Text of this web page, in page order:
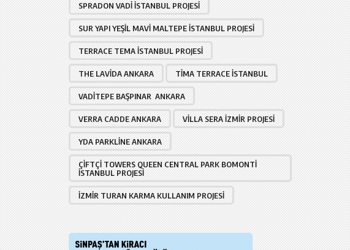
SPRADON VADI İSTANBUL PROJESI
SUR YAPI YEŞIL MAVI MALTEPE İSTANBUL PROJESI
TERRACE TEMA İSTANBUL PROJESI
THE LAVIDA ANKARA TIMA TERRACE İSTANBUL
VADITEPE BAŞPINAR ANKARA
VERRA CADDE ANKARA VILLA SERA İZMIR PROJESI
YDA PARKLINE ANKARA
ÇIFTÇI TOWERS QUEEN CENTRAL PARK BOMONTI
İSTANBUL PROJESI
İZMIR TURAN KARMA KULLANIM PROJESI